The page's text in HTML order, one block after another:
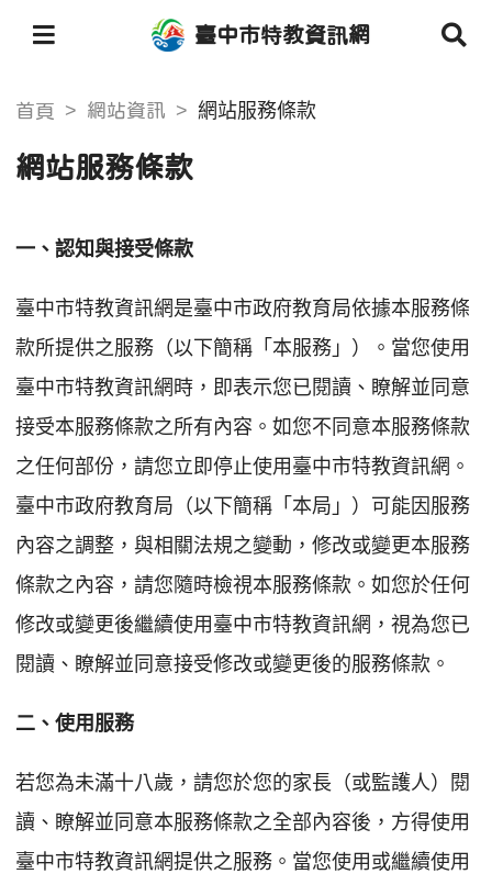
臺中市特教資訊網
首頁 網站資訊 網站服務條款
網站服務條款
一、認知與接受條款
臺中市特教資訊網是臺中市政府教育局依據本服務條
款所提供之服務（以下簡稱「本服務」）。當您使用
臺中市特教資訊網時，即表示您已閱讀、瞭解並同意
接受本服務條款之所有內容。如您不同意本服務條款
之任何部份，請您立即停止使用臺中市特教資訊網。
臺中市政府教育局（以下簡稱「本局」）可能因服務
內容之調整，與相關法規之變動，修改或變更本服務
條款之內容，請您隨時檢視本服務條款。如您於任何
修改或變更後繼續使用臺中市特教資訊網，視為您已
閱讀、瞭解並同意接受修改或變更後的服務條款。
二、使用服務
若您為未滿十八歲，請您於您的家長（或監護人）閱
讀、瞭解並同意本服務條款之全部內容後，方得使用
臺中市特教資訊網提供之服務。當您使用或繼續使用